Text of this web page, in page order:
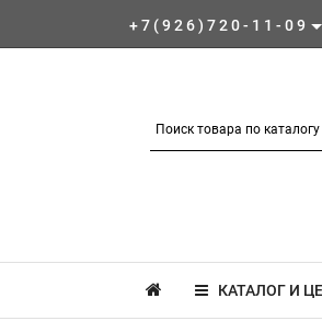
+7(926)720-11-09
КАТАЛОГ И